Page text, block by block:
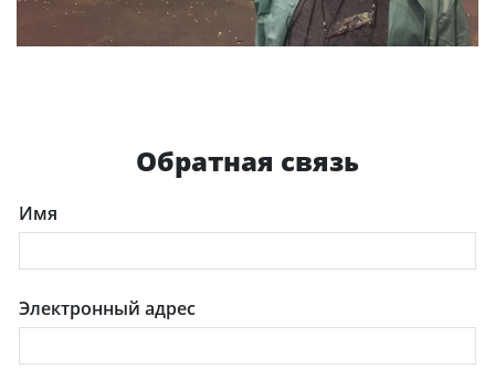
Обратная связь
Имя
Электронный адрес